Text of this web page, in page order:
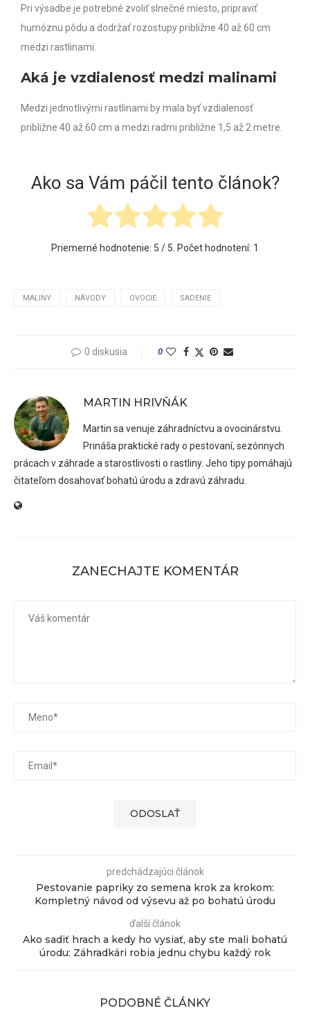
Pri výsadbe je potrebné zvoliť slnečné miesto, pripraviť
humóznu pôdu a dodržať rozostupy približne 40 až 60 cm
medzi rastlinami.
Aká je vzdialenosť medzi malinami
Medzi jednotlivými rastlinami by mala byť vzdialenosť
približne 40 až 60 cm a medzi radmi približne 1,5 až 2 metre.
Ako sa Vám páčil tento článok?
Priemerné hodnotenie: 5 / 5. Počet hodnotení: 1
MALINY NÁVODY OVOCIE SADENIE
0 diskusia 0
MARTIN HRIVŇÁK
Martin sa venuje záhradníctvu a ovocinárstvu.
Prináša praktické rady o pestovaní, sezónnych
prácach v záhrade a starostlivosti o rastliny. Jeho tipy pomáhajú
čitateľom dosahovať bohatú úrodu a zdravú záhradu.
ZANECHAJTE KOMENTÁR
predchádzajúci článok
Pestovanie papriky zo semena krok za krokom:
Kompletný návod od výsevu až po bohatú úrodu
ďalší článok
Ako sadiť hrach a kedy ho vysiať, aby ste mali bohatú
úrodu: Záhradkári robia jednu chybu každý rok
PODOBNÉ ČLÁNKY